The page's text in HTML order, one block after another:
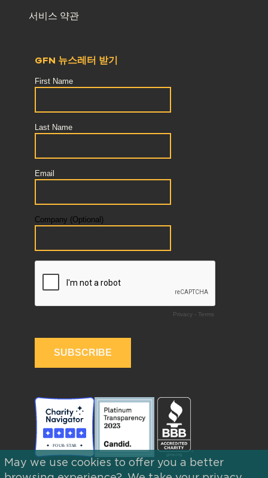
서비스 약관
GFN 뉴스레터 받기
May we use cookies to offer you a better